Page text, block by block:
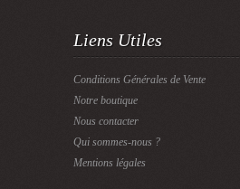
Liens Utiles
Conditions Générales de Vente
Notre boutique
Nous contacter
Qui sommes-nous ?
Mentions légales